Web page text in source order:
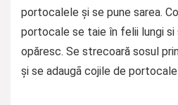
portocalele și se pune sarea.
portocale se taie în felii lungi si
opăresc. Se strecoară sosul
și se adaugã cojile de portocale